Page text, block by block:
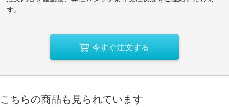
す。
今すぐ注文する
こちらの商品も見られています